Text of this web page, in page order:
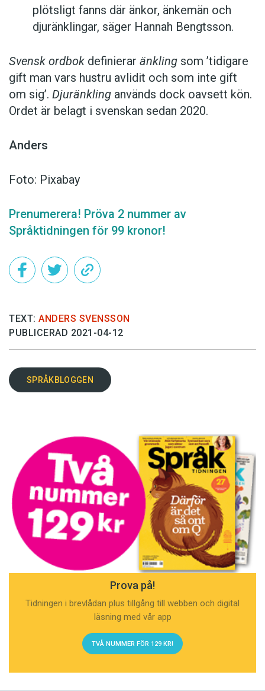
plötsligt fanns där änkor, änkemän och
djuränklingar, säger Hannah Bengtsson.
Svensk ordbok definierar änkling som ’tidigare
gift man vars hustru av­lidit och som inte gift
om sig’. Djuränkling används dock oavsett kön.
Ordet är belagt i svenskan sedan 2020.
Anders
Foto: Pixabay
Prenumerera! Pröva 2 nummer av
Språktidningen för 99 kronor!
TEXT: ANDERS SVENSSON
PUBLICERAD 2021-04-12
SPRÅKBLOGGEN
Prova på!
Tidningen i brevlådan plus tillgång till webben och digital
läsning med vår app
TVÅ NUMMER FÖR 129 KR!